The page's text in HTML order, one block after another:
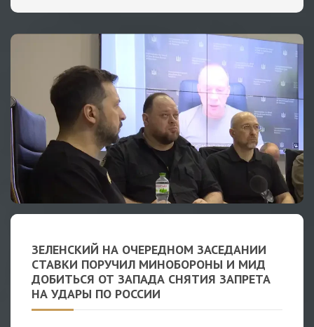
ЗЕЛЕНСКИЙ НА ОЧЕРЕДНОМ ЗАСЕДАНИИ
СТАВКИ ПОРУЧИЛ МИНОБОРОНЫ И МИД
ДОБИТЬСЯ ОТ ЗАПАДА СНЯТИЯ ЗАПРЕТА
НА УДАРЫ ПО РОССИИ